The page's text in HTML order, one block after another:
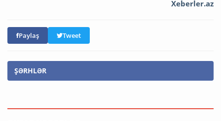
Xeberler.az
Paylaş Tweet
ŞƏRHLƏR